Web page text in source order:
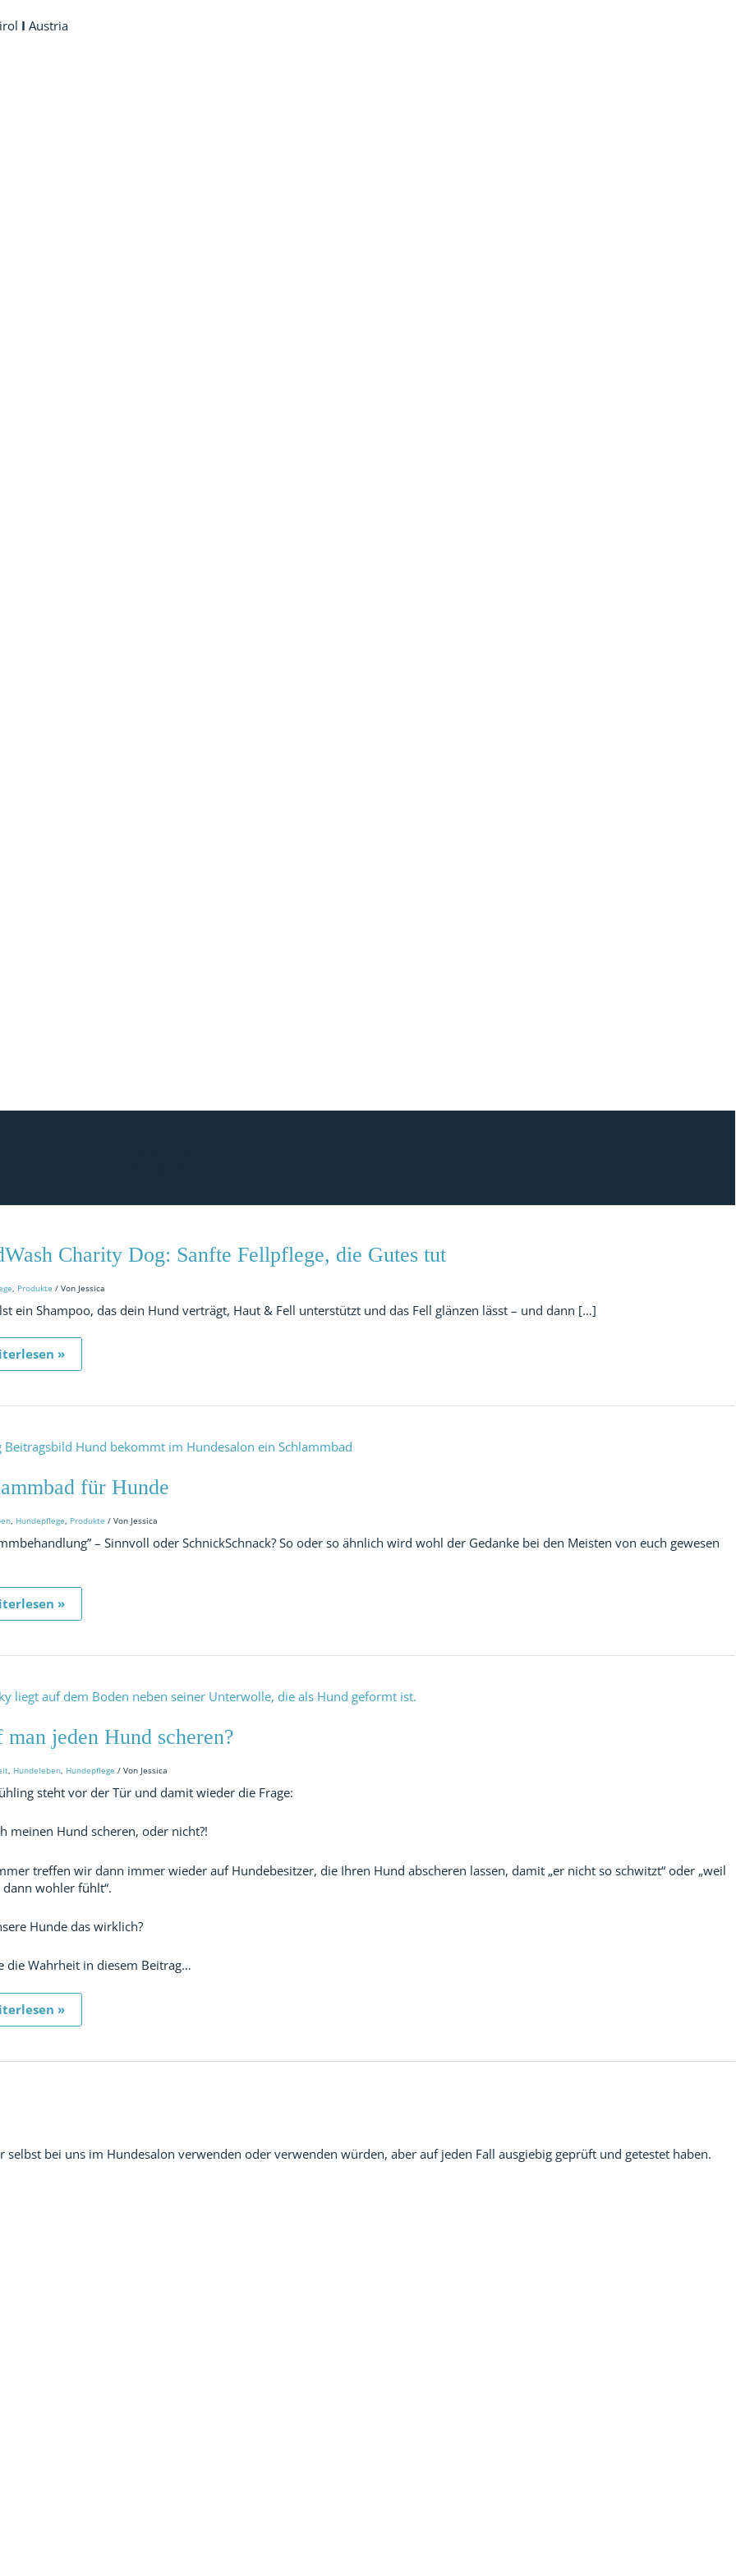
IAustria
Charity Dog: Sanfte Fellpflege, die Gutes tut
Produkte / Von Jessica
ein Shampoo, das dein Hund verträgt, Haut & Fell unterstützt und das Fell glänzen lässt – und dann […]
»
für Hunde
, Hundepflege, Produkte / Von Jessica
– Sinnvoll oder SchnickSchnack? So oder so ähnlich wird wohl der Gedanke bei den Meisten von euch gewesen
»
man jeden Hund scheren?
, Hundeleben, Hundepflege / Von Jessica
steht vor der Tür und damit wieder die Frage:
meinen Hund scheren, oder nicht?!
treffen wir dann immer wieder auf Hundebesitzer, die Ihren Hund abscheren lassen, damit „er nicht so schwitzt“ oder „weil
dann wohler fühlt“.
Hunde das wirklich?
die Wahrheit in diesem Beitrag…
»
bei uns im Hundesalon verwenden oder verwenden würden, aber auf jeden Fall ausgiebig geprüft und getestet haben.